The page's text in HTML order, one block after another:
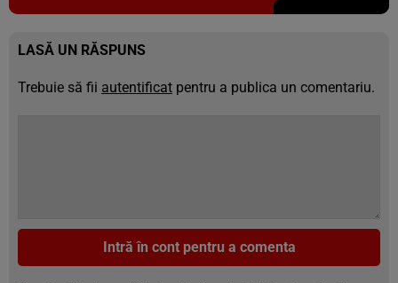
LASĂ UN RĂSPUNS
Trebuie să fii autentificat pentru a publica un comentariu.
Intră în cont pentru a comenta